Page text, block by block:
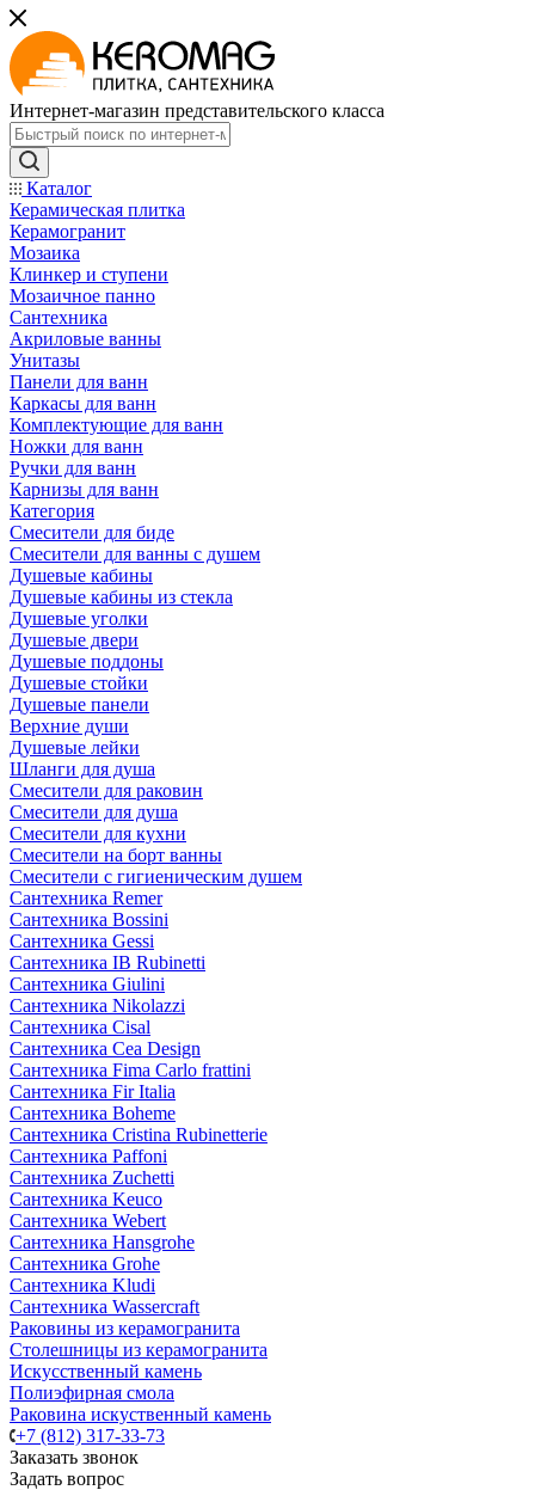
Интернет-магазин представительского класса
Каталог
Керамическая плитка
Керамогранит
Мозаика
Клинкер и ступени
Мозаичное панно
Сантехника
Акриловые ванны
Унитазы
Панели для ванн
Каркасы для ванн
Комплектующие для ванн
Ножки для ванн
Ручки для ванн
Карнизы для ванн
Категория
Смесители для биде
Смесители для ванны с душем
Душевые кабины
Душевые кабины из стекла
Душевые уголки
Душевые двери
Душевые поддоны
Душевые стойки
Душевые панели
Верхние души
Душевые лейки
Шланги для душа
Смесители для раковин
Смесители для душа
Смесители для кухни
Смесители на борт ванны
Смесители с гигиеническим душем
Сантехника Remer
Сантехника Bossini
Сантехника Gessi
Сантехника IB Rubinetti
Сантехника Giulini
Сантехника Nikolazzi
Сантехника Cisal
Сантехника Cea Design
Сантехника Fima Carlo frattini
Сантехника Fir Italia
Сантехника Boheme
Сантехника Cristina Rubinetterie
Сантехника Paffoni
Сантехника Zuchetti
Сантехника Keuco
Сантехника Webert
Сантехника Hansgrohe
Сантехника Grohe
Сантехника Kludi
Сантехника Wassercraft
Раковины из керамогранита
Столешницы из керамогранита
Искусственный камень
Полиэфирная смола
Раковина искуственный камень
+7 (812) 317-33-73
Заказать звонок
Задать вопрос